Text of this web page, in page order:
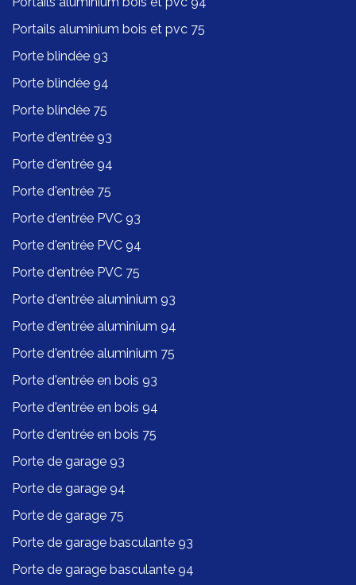
Portails aluminium bois et pvc 75
Porte blindée 93
Porte blindée 94
Porte blindée 75
Porte d'entrée 93
Porte d'entrée 94
Porte d'entrée 75
Porte d'entrée PVC 93
Porte d'entrée PVC 94
Porte d'entrée PVC 75
Porte d'entrée aluminium 93
Porte d'entrée aluminium 94
Porte d'entrée aluminium 75
Porte d'entrée en bois 93
Porte d'entrée en bois 94
Porte d'entrée en bois 75
Porte de garage 93
Porte de garage 94
Porte de garage 75
Porte de garage basculante 93
Porte de garage basculante 94